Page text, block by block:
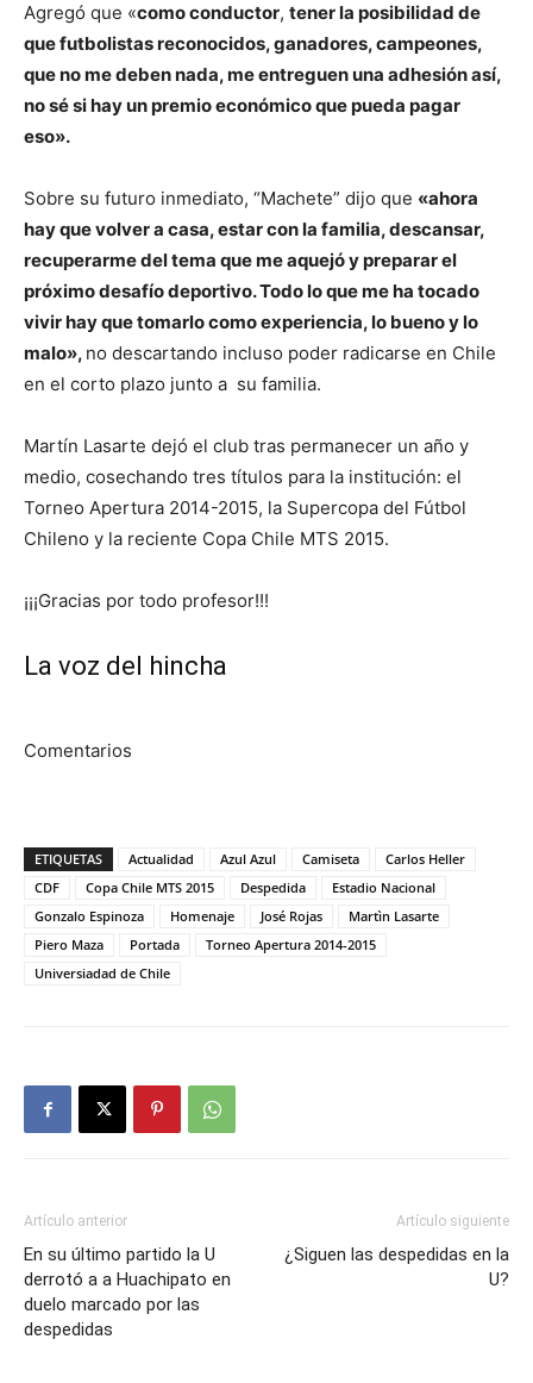
Agregó que «como conductor, tener la posibilidad de
que futbolistas reconocidos, ganadores, campeones,
que no me deben nada, me entreguen una adhesión así,
no sé si hay un premio económico que pueda pagar
eso».
Sobre su futuro inmediato, “Machete” dijo que «ahora
hay quevolver a casa, estar con la familia, descansar,
recuperarme del tema que me aquejó y preparar el
próximo desafío deportivo. Todo lo que me ha tocado
vivir hay que tomarlo como experiencia, lo bueno y lo
malo», no descartando incluso poder radicarse en Chile
en el corto plazo junto a su familia.
Martín Lasarte dejó el club tras permanecer un año y
medio, cosechando tres títulos para la institución: el
Torneo Apertura 2014-2015, la Supercopa del Fútbol
Chileno y la reciente Copa Chile MTS 2015.
¡¡¡Gracias por todo profesor!!!
La voz del hincha
Comentarios
ETIQUETAS Actualidad Azul Azul Camiseta
Carlos Heller
CDF
Copa Chile MTS 2015 Despedida
Estadio Nacional
Gonzalo Espinoza
Homenaje José Rojas
Martìn Lasarte
Piero Maza
Portada
Torneo Apertura 2014-2015
Universiadad de Chile
Artículo anterior
En su último partido la U
derrotó a a Huachipato en
duelo marcado por las
despedidas
Artículo siguiente
¿Siguen las despedidas en la
U?